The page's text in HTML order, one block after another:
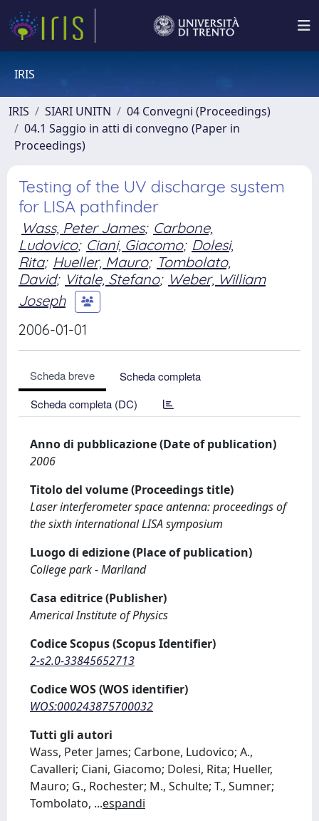
IRIS
IRIS SIARI UNITN
04 Convegni (Proceedings)
04.1 Saggio in atti di convegno (Paper in
Proceedings)
Testing of the UV discharge system
for LISA pathfinder
Wass, Peter James; Carbone,
Ludovico; Ciani, Giacomo; Dolesi,
Rita; Hueller, Mauro; Tombolato,
David; Vitale, Stefano; Weber, William
Joseph
2006-01-01
Scheda breve
Scheda completa
Scheda completa (DC)
Anno di pubblicazione (Date of publication)
2006
Titolo del volume (Proceedings title)
Laser interferometer space antenna: proceedings of
the sixth international LISA symposium
Luogo di edizione (Place of publication)
College park - Mariland
Casa editrice (Publisher)
Americal Institute of Physics
Codice Scopus (Scopus Identifier)
2-s2.0-33845652713
Codice WOS (WOS identifier)
WOS:000243875700032
Tutti gli autori
Wass, Peter James; Carbone, Ludovico; A.,
Cavalleri; Ciani, Giacomo; Dolesi, Rita; Hueller,
Mauro; G., Rochester; M., Schulte; T., Sumner;
Tombolato, ...espandi